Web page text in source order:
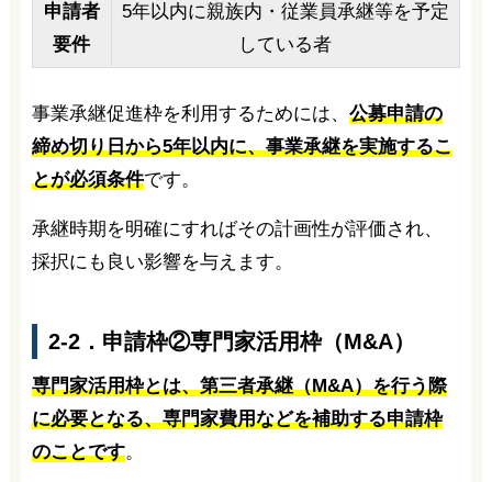
申請者
要件
5年以内に親族内・従業員承継等を予定
している者
事業承継促進枠を利用するためには、 公募申請の
締め切り日から5年以内に、事業承継を実施するこ
とが必須条件です。
承継時期を明確にすればその計画性が評価され、
採択にも良い影響を与えます。
2-2．申請枠②専門家活用枠（M&A）
専門家活用枠とは、第三者承継（M&A）を行う際
に必要となる、専門家費用などを補助する申請枠
のことです。